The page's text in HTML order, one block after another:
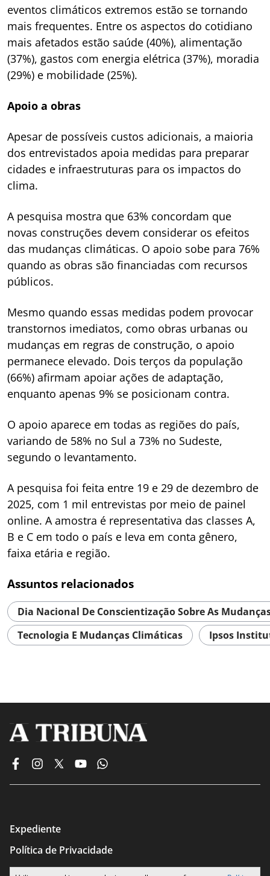
eventos climáticos extremos estão se tornando
mais frequentes. Entre os aspectos do cotidiano
mais afetados estão saúde (40%), alimentação
(37%), gastos com energia elétrica (37%), moradia
(29%) e mobilidade (25%).
Apoio a obras
Apesar de possíveis custos adicionais, a maioria
dos entrevistados apoia medidas para preparar
cidades e infraestruturas para os impactos do
clima.
A pesquisa mostra que 63% concordam que
novas construções devem considerar os efeitos
das mudanças climáticas. O apoio sobe para 76%
quando as obras são financiadas com recursos
públicos.
Mesmo quando essas medidas podem provocar
transtornos imediatos, como obras urbanas ou
mudanças em regras de construção, o apoio
permanece elevado. Dois terços da população
(66%) afirmam apoiar ações de adaptação,
enquanto apenas 9% se posicionam contra.
O apoio aparece em todas as regiões do país,
variando de 58% no Sul a 73% no Sudeste,
segundo o levantamento.
A pesquisa foi feita entre 19 e 29 de dezembro de
2025, com 1 mil entrevistas por meio de painel
online. A amostra é representativa das classes A,
B e C em todo o país e leva em conta gênero,
faixa etária e região.
Assuntos relacionados
Dia Nacional De Conscientização Sobre As
Tecnologia E Mudanças Climáticas
Ipsos
Expediente
Política de Privacidade
Termos de Uso